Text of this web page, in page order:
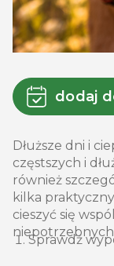
dodaj
Dłuższe dni i
częstszych i
również
kilka
cieszyć się
Sprawdź